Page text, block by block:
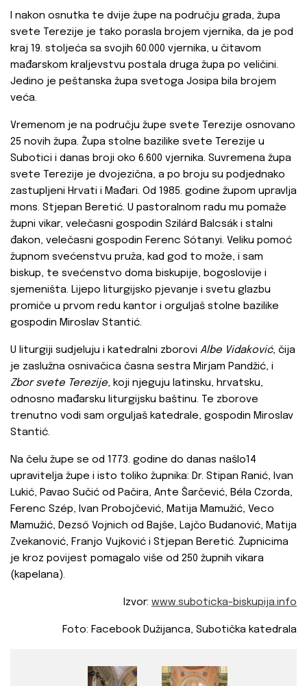
I nakon osnutka te dvije župe na području grada, župa
svete Terezije je tako porasla brojem vjernika, da je pod
kraj 19. stoljeća sa svojih 60.000 vjernika, u čitavom
mađarskom kraljevstvu postala druga župa po veličini.
Jedino je peštanska župa svetoga Josipa bila brojem
veća.
Vremenom je na području župe svete Terezije osnovano
25 novih župa. Župa stolne bazilike svete Terezije u
Subotici i danas broji oko 6.600 vjernika. Suvremena župa
svete Terezije je dvojezična, a po broju su podjednako
zastupljeni Hrvati i Mađari. Od 1985. godine župom upravlja
mons. Stjepan Beretić. U pastoralnom radu mu pomaže
župni vikar, velečasni gospodin Szilárd Balcsák i stalni
đakon, velečasni gospodin Ferenc Sótanyi. Veliku pomoć
župnom svećenstvu pruža, kad god to može, i sam
biskup, te svećenstvo doma biskupije, bogoslovije i
sjemeništa. Lijepo liturgijsko pjevanje i svetu glazbu
promiče u prvom redu kantor i orguljaš stolne bazilike
gospodin Miroslav Stantić.
U liturgiji sudjeluju i katedralni zborovi Albe Vidaković, čija
je zaslužna osnivačica časna sestra Mirjam Pandžić, i
Zbor svete Terezije, koji njeguju latinsku, hrvatsku,
odnosno mađarsku liturgijsku baštinu. Te zborove
trenutno vodi sam orguljaš katedrale, gospodin Miroslav
Stantić.
Na čelu župe se od 1773. godine do danas našlo14
upravitelja župe i isto toliko župnika: Dr. Stipan Ranić, Ivan
Lukić, Pavao Sučić od Pačira, Ante Šarčević, Béla Czorda,
Ferenc Szép, Ivan Probojčević, Matija Mamužić, Veco
Mamužić, Dezső Vojnich od Bajše, Lajčo Budanović, Matija
Zvekanović, Franjo Vujković i Stjepan Beretić. Župnicima
je kroz povijest pomagalo više od 250 župnih vikara
(kapelana).
Izvor: www.suboticka-biskupija.info
Foto: Facebook Dužijanca, Subotička katedrala